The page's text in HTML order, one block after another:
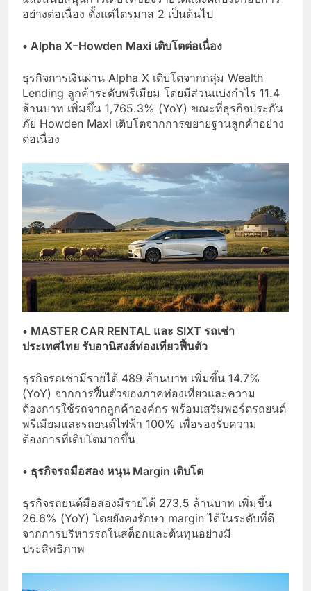
อย่างต่อเนื่อง ตั้งแต่ไตรมาส 2 เป็นต้นไป
• Alpha X–Howden Maxi เติบโตต่อเนื่อง
ธุรกิจการเงินผ่าน Alpha X เติบโตจากกลุ่ม Wealth
Lending ลูกค้าระดับพรีเมียม โดยมีส่วนแบ่งกำไร 11.4
ล้านบาท เพิ่มขึ้น 1,765.3% (YoY) ขณะที่ธุรกิจประกัน
ภัย Howden Maxi เติบโตจากการขยายฐานลูกค้าอย่าง
ต่อเนื่อง
• MASTER CAR RENTAL และ SIXT รถเช่า
ประเทศไทย รับอานิสงส์ท่องเที่ยวฟื้นตัว
ธุรกิจรถเช่ามีรายได้ 489 ล้านบาท เพิ่มขึ้น 14.7%
(YoY) จากการฟื้นตัวของภาคท่องเที่ยวและความ
ต้องการใช้รถจากลูกค้าองค์กร พร้อมเสริมพอร์ตรถยนต์
พรีเมียมและรถยนต์ไฟฟ้า 100% เพื่อรองรับความ
ต้องการที่เติบโตมากขึ้น
• ธุรกิจรถมือสอง หนุน Margin เติบโต
ธุรกิจรถยนต์มือสองมีรายได้ 273.5 ล้านบาท เพิ่มขึ้น
26.6% (YoY) โดยยังคงรักษา margin ได้ในระดับที่ดี
จากการบริหารรถในสต็อกและต้นทุนอย่างมี
ประสิทธิภาพ